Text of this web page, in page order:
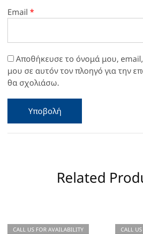
Email *
Αποθήκευσε το όνομά μου, email,
μου σε αυτόν τον πλοηγό για την
θα σχολιάσω.
Related
CALL US FOR AVAILABILITY CALL